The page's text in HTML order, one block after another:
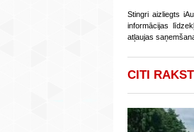
Stingri aizliegts
informācijas
atļaujas
CITI